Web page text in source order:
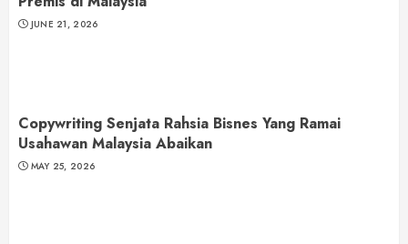
JUNE 21, 2026
Copywriting Senjata Rahsia Bisnes Yang Ramai
Usahawan Malaysia Abaikan
MAY 25, 2026